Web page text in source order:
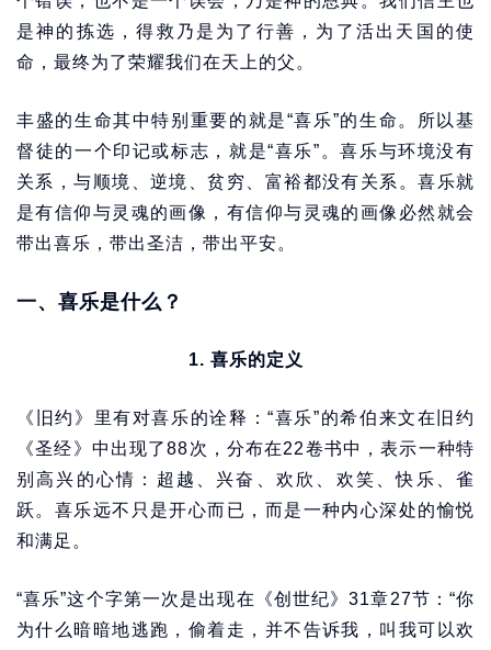
是神的拣选，得救乃是为了行善，为了活出天国的使
命，最终为了荣耀我们在天上的父。
丰盛的生命其中特别重要的就是“喜乐”的生命。所以基
督徒的一个印记或标志，就是“喜乐”。喜乐与环境没有
关系，与顺境、逆境、贫穷、富裕都没有关系。喜乐就
是有信仰与灵魂的画像，有信仰与灵魂的画像必然就会
带出喜乐，带出圣洁，带出平安。
一、喜乐是什么？
1. 喜乐的定义
《旧约》里有对喜乐的诠释：“喜乐”的希伯来文在旧约
《圣经》中出现了88次，分布在22卷书中，表示一种特
别高兴的心情：超越、兴奋、欢欣、欢笑、快乐、雀
跃。喜乐远不只是开心而已，而是一种内心深处的愉悦
和满足。
“喜乐”这个字第一次是出现在《创世纪》31章27节：“你
为什么暗暗地逃跑，偷着走，并不告诉我，叫我可以欢